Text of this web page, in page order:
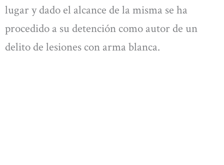
lugar y dado el alcance de la misma se ha
procedido a su detención como autor de un
delito de lesiones con arma blanca.